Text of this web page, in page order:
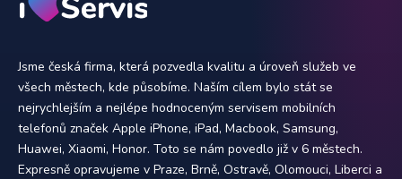
Jsme česká firma, která pozvedla kvalitu a úroveň služeb ve
všech městech, kde působíme. Naším cílem bylo stát se
nejrychlejším a nejlépe hodnoceným servisem mobilních
telefonů značek Apple iPhone, iPad, Macbook, Samsung,
Huawei, Xiaomi, Honor. Toto se nám povedlo již v 6 městech.
Expresně opravujeme v Praze, Brně, Ostravě, Olomouci, Liberci a